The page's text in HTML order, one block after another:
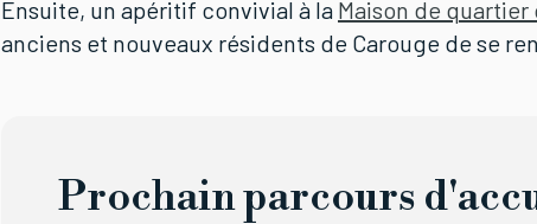
Ensuite, un apéritif convivial à la Maison de quartier
anciens et nouveaux résidents de Carouge de se
Prochain parcours